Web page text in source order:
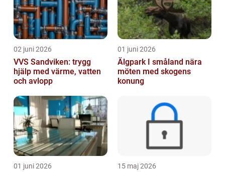
02 juni 2026
VVS Sandviken: trygg
hjälp med värme, vatten
och avlopp
01 juni 2026
Älgpark I småland nära
möten med skogens
konung
01 juni 2026 15 maj 2026